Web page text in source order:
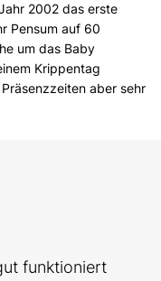
2002 das erste
Pensum auf 60
um das Baby
Krippentag
aber sehr
funktioniert